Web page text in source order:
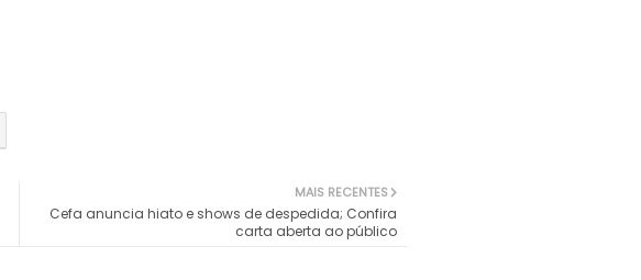
MAIS RECENTES
Cefa anuncia hiato e shows de despedida; Confira
carta aberta ao público